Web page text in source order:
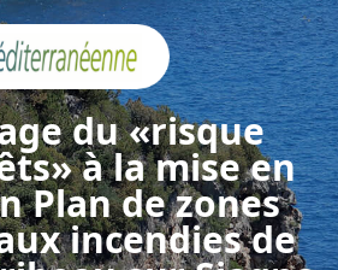
du «risque
à la mise en
Plan de zones
incendies de
cookies